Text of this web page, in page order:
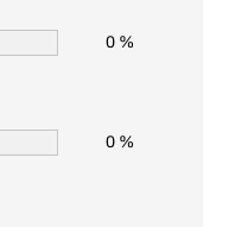
0 %
0 %